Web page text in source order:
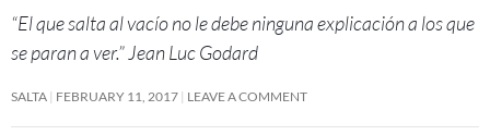
“El que salta al vacío no le debe ninguna explicación a los que
se paran a ver.” Jean Luc Godard
SALTA FEBRUARY 11, 2017 LEAVE A COMMENT